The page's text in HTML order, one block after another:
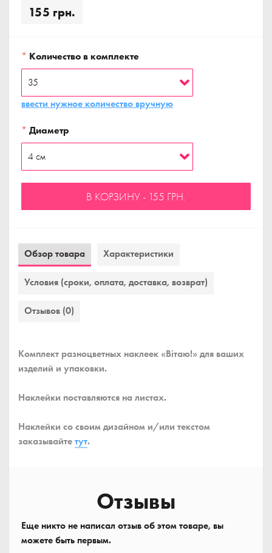
155 грн.
* Количество в комплекте
ввести нужное количество вручную
* Диаметр
В КОРЗИНУ - 155 ГРН.
Обзор товара Характеристики
Условия (сроки, оплата, доставка, возврат)
Отзывов (0)
Комплект разноцветных наклеек «Вітаю!» для ваших
изделий и упаковки.
Наклейки поставляются на листах.
Наклейки со своим дизайном и/или текстом
заказывайтетут.
Отзывы
Еще никто не написал отзыв об этом товаре, вы
можете быть первым.